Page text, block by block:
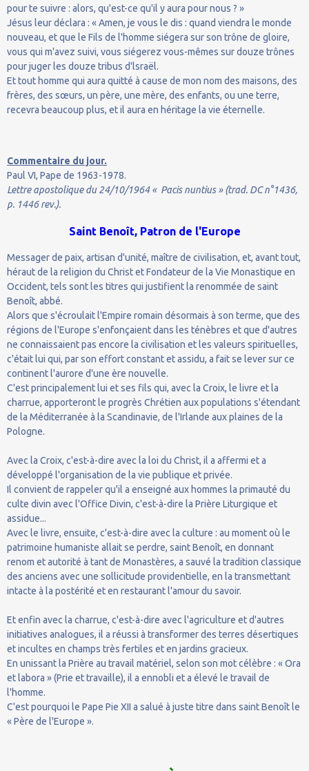
pour te suivre : alors, qu'est-ce qu'il y aura pour nous ? »
Jésus leur déclara : « Amen, je vous le dis : quand viendra le monde
nouveau, et que le Fils de l'homme siégera sur son trône de gloire,
vous qui m'avez suivi, vous siégerez vous-mêmes sur douze trônes
pour juger les douze tribus d'lsraël.
Et tout homme qui aura quitté à cause de mon nom des maisons, des
frères, des sœurs, un père, une mère, des enfants, ou une terre,
recevra beaucoup plus, et il aura en héritage la vie éternelle.
Commentaire du jour.
Paul VI, Pape de 1963-1978.
Lettre apostolique du 24/10/1964 « Pacis nuntius » (trad. DC n°1436,
p. 1446 rev.).
Saint Benoît, Patron de l'Europe
Messager de paix, artisan d'unité, maître de civilisation, et, avant tout,
héraut de la religion du Christ et Fondateur de la Vie Monastique en
Occident, tels sont les titres qui justifient la renommée de saint
Benoît, abbé.
Alors que s'écroulait l'Empire romain désormais à son terme, que des
régions de l'Europe s'enfonçaient dans les ténèbres et que d'autres
ne connaissaient pas encore la civilisation et les valeurs spirituelles,
c'était lui qui, par son effort constant et assidu, a fait se lever sur ce
continent l'aurore d'une ère nouvelle.
C'est principalement lui et ses fils qui, avec la Croix, le livre et la
charrue, apporteront le progrès Chrétien aux populations s'étendant
de la Méditerranée à la Scandinavie, de l'Irlande aux plaines de la
Pologne.
Avec la Croix, c'est-à-dire avec la loi du Christ, il a affermi et a
développé l'organisation de la vie publique et privée.
Il convient de rappeler qu'il a enseigné aux hommes la primauté du
culte divin avec l'Office Divin, c'est-à-dire la Prière Liturgique et
assidue...
Avec le livre, ensuite, c'est-à-dire avec la culture : au moment où le
patrimoine humaniste allait se perdre, saint Benoît, en donnant
renom et autorité à tant de Monastères, a sauvé la tradition classique
des anciens avec une sollicitude providentielle, en la transmettant
intacte à la postérité et en restaurant l'amour du savoir.
Et enfin avec la charrue, c'est-à-dire avec l'agriculture et d'autres
initiatives analogues, il a réussi à transformer des terres désertiques
et incultes en champs très fertiles et en jardins gracieux.
En unissant la Prière au travail matériel, selon son mot célèbre : « Ora
et labora » (Prie et travaille), il a ennobli et a élevé le travail de
l'homme.
C'est pourquoi le Pape Pie XII a salué à juste titre dans saint Benoît le
« Père de l'Europe ».